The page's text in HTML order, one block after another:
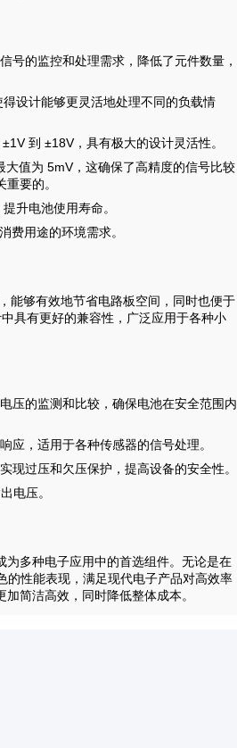
号的监控和处理需求，降低了元件数量，
设计能够更灵活地处理不同的负载情
到 ±18V，具有极大的设计灵活性。
值为 5mV，这确保了高精度的信号比较
要的。
升电池使用寿命。
费用途的环境需求。
能够有效地节省电路板空间，同时也便于
具有更好的兼容性，广泛应用于各种小
压的监测和比较，确保电池在安全范围内
应，适用于各种传感器的信号处理。
现过压和欠压保护，提高设备的安全性。
电压。
多种电子应用中的首选组件。无论是在
的性能表现，满足现代电子产品对高效率
简洁高效，同时降低整体成本。